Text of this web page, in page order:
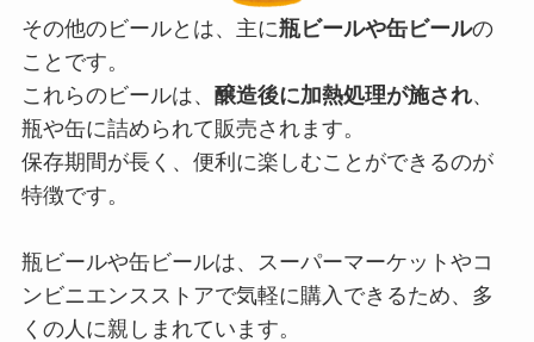
その他のビールとは、主に瓶ビールや缶ビールの
ことです。
これらのビールは、 醸造後に加熱処理が施され、
瓶や缶に詰められて販売されます。
保存期間が長く、便利に楽しむことができるのが
特徴です。
瓶ビールや缶ビールは、スーパーマーケットやコ
ンビニエンスストアで気軽に購入できるため、多
くの人に親しまれています。